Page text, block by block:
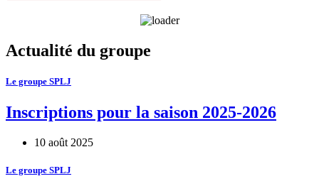
Actualité du groupe
Le groupe SPLJ
Inscriptions pour la saison 2025-2026
10 août 2025
Le groupe SPLJ